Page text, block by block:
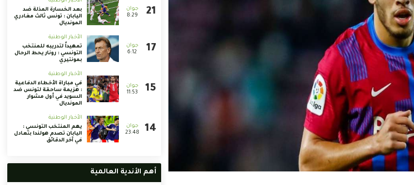
8:29
بعد الخسارة المذلة ضد
اليابان : تونس ثالث مغادري
المونديال
6:12
الأخبار الوطنية
تمهيداً لتدريبه للمنتخب
التونسي : رونار يحط الرحال
بمونتيري
11:53
الأخبار الوطنية
في مباراة الأخطاء الدفاعية
: هزيمة ساحقة لتونس ضد
السويد في أول مشوار
المونديال
23:48
الأخبار الوطنية
يهم المنتخب التونسي :
اليابان تصدم هولندا بتعادل
في آخر الدقائق
أهم الأندية العالمية